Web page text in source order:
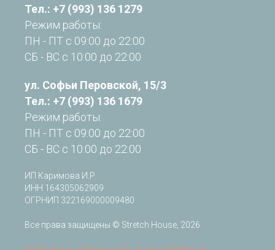
Тел.: +7 (993) 136 1279
Режим работы:
ПН - ПТ с 09:00 до 22:00
СБ - ВС с 10:00 до 22:00
ул. Софьи Перовской, 15/3
Тел.: +7 (993) 136 1679
Режим работы:
ПН - ПТ с 09:00 до 22:00
СБ - ВС с 10:00 до 22:00
ИП Каримова И.Р.
ИНН 164305062909
ОГРНИП 322169000009480
Все права защищены © Stretch House, 2026